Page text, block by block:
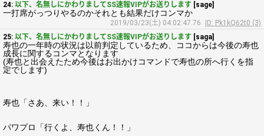
24: 以下、名無しにかわりましてSS速報VIPがお送りします [sage]
一打席がっつりやるのかそれとも結果だけコンマか
2019/03/23(土) 04:02:47.76
ID: Pk1kQ62t0 (3)
25: 以下、名無しにかわりましてSS速報VIPがお送りします [saga]
寿也の一年時の状況は以前判定しているため、ココからは今後の寿也
成長に関するコンマとなります
(寿也と出会えたため今後はお出かけコマンドで寿也の所へ行くを指
定でします)
寿也「さあ、来い！！」
パワプロ「行くよ、寿也くん！！」